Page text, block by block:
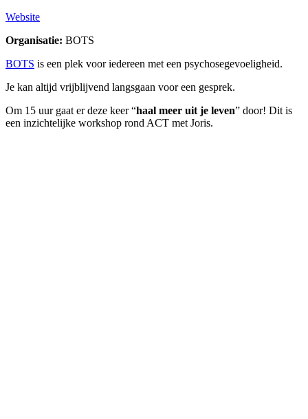
Website
Organisatie: BOTS
BOTS is een plek voor iedereen met een psychosegevoeligheid.
Je kan altijd vrijblijvend langsgaan voor een gesprek.
Om 15 uur gaat er deze keer “haal meer uit je leven” door! Dit is
een inzichtelijke workshop rond ACT met Joris.